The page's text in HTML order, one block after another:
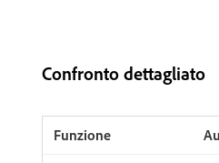
Confronto dettagliato